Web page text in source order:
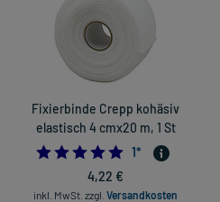
Fixierbinde Crepp kohäsiv
elastisch 4 cmx20 m, 1 St
5.0
1*
4,22 €
inkl. MwSt. zzgl. Versandkosten